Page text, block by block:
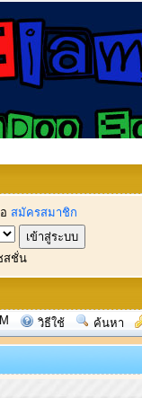
สมัครสมาชิก
สชั่น
วิธีใช้ ค้นหา